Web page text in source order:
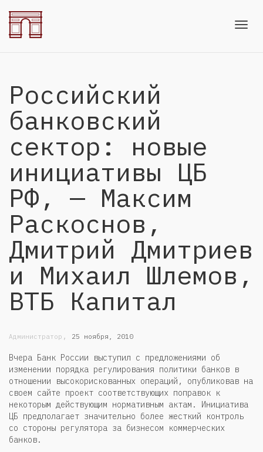
Российский
банковский
сектор: новые
инициативы ЦБ
РФ, — Максим
Раскоснов,
Дмитрий Дмитриев
и Михаил Шлемов,
ВТБ Капитал
Администратор , 25 ноября, 2010
Вчера Банк России выступил с предложениями об
изменении порядка регулирования политики банков в
отношении высокорискованных операций, опубликовав на
своем сайте проект соответствующих поправок к
некоторым действующим нормативным актам. Инициатива
ЦБ предполагает значительно более жесткий контроль
со стороны регулятора за бизнесом коммерческих
банков.